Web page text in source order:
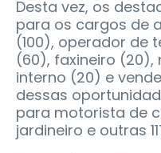
Desta vez, os
para os cargos de
(100), operador de
(60), faxineiro
interno (20) e
dessas
para motorista de
jardineiro e outras